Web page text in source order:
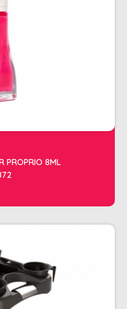
DE CUTICULAS
C/CREME
PROPRIO 8ML